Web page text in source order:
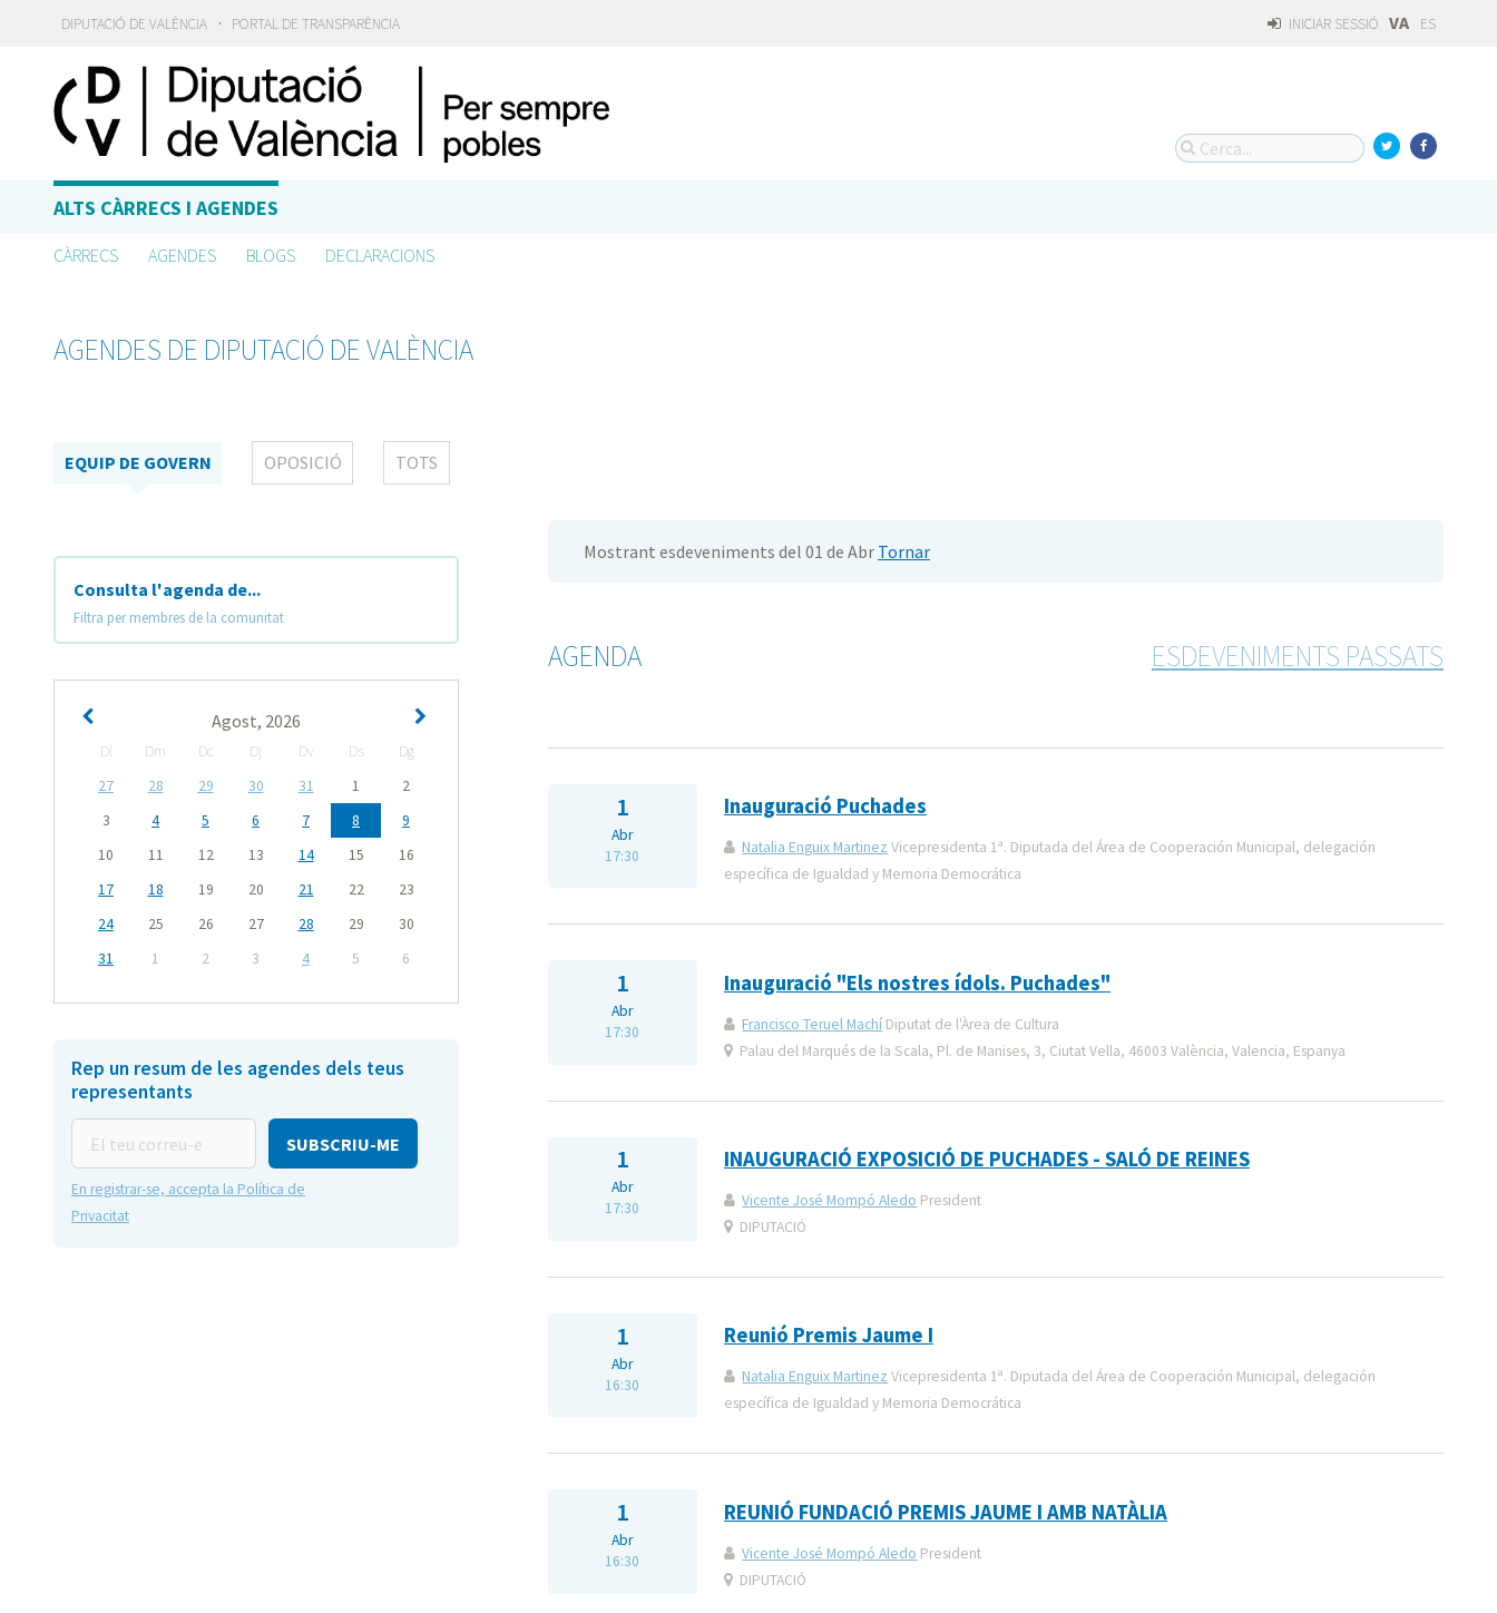
DIPUTACIÓ DE VALÈNCIA · PORTAL DE TRANSPARÈNCIA INICIAR SESSIÓ VA ES
ALTS CÀRRECS I AGENDES
CÀRRECS AGENDES BLOGS DECLARACIONS
AGENDES DE DIPUTACIÓ DE VALÈNCIA
EQUIP DE GOVERN OPOSICIÓ TOTS
Consulta l'agenda de...
Filtra per membres de la comunitat
Agost, 2026
Dl Dm Dc Dj Dv Ds
Dg
27
28 29 30 31 1
2
3
4 5 6 7 8
9
10
11 12 13 14 15
16
17
18 19 20 21 22
23
24
25 26 27 28 29
30
31
1 2 3 4 5 6
Rep un resum de les agendes dels teus
representants
teu
correu-
e
En registrar-se, accepta la Política de
Privacitat
Mostrant esdeveniments del 01 de Abr Tornar
AGENDA ESDEVENIMENTS PASSATS
1
Abr
17:30
Inauguració Puchades
Natalia Enguix Martinez Vicepresidenta 1ª. Diputada del Área de Cooperación Municipal, delegación
específica de Igualdad y Memoria Democrática
1
Abr
17:30
Inauguració "Els nostres ídols. Puchades"
Francisco Teruel Machí Diputat de l'Àrea de Cultura
Palau del Marqués de la Scala, Pl. de Manises, 3, Ciutat Vella, 46003 València, Valencia, Espanya
1
Abr
17:30
INAUGURACIÓ EXPOSICIÓ DE PUCHADES - SALÓ DE REINES
Vicente José Mompó Aledo President
DIPUTACIÓ
1
Abr
16:30
Reunió Premis Jaume I
Natalia Enguix Martinez Vicepresidenta 1ª. Diputada del Área de Cooperación Municipal, delegación
específica de Igualdad y Memoria Democrática
1
Abr
16:30
REUNIÓ FUNDACIÓ PREMIS JAUME I AMB NATÀLIA
Vicente José Mompó Aledo President
DIPUTACIÓ